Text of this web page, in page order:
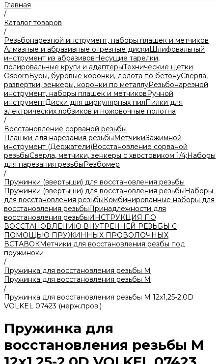
Главная
/
Каталог товаров
/
Резьбонарезной инструмент, наборы плашек и метчиков
Алмазные и абразивные отрезные дискиШлифовальный
инструмент из абразивовНесущие тарелки,
полировальные круги и адаптерыТехнические щетки
OsbornБуры, буровые коронки, долота по бетонуСверла,
развертки, зенкеры, коронки по металлуРезьбонарезной
инструмент, наборы плашек и метчиковРучной
инструментДиски для циркулярных пилПилки для
электрических лобзиков и ножовочные полотна
/
Восстановление сорваной резьбы
Плашки для нарезания резьбыМетчикиЗажимной
инструмент (Держатели)Восстановление сорваной
резьбыСверла, метчики, зенкеры с хвостовиком 1/4;Наборы
для нарезания резьбыРезбомер
/
Пружинки (ввертыши) для восстановления резьбы
Пружинки (ввертыши) для восстановления резьбыНаборы
для восстановления резьбыКомбинированные наборы для
восстановления резьбыПринадлежности для
восстановления резьбыИНСТРУКЦИЯ ПО
ВОССТАНОВЛЕНИЮ ВНУТРЕННЕЙ РЕЗЬБЫ С
ПОМОЩЬЮ ПРУЖИННЫХ ПРОВОЛОЧНЫХ
ВСТАВОКМетчики для восстановления резбы под
пружиноки
/
Пружинка для восстановления резьбы M
Пружинка для восстановления резьбы M
/
Пружинка для восстановления резьбы M 12х1,25-2,0D
VOLKEL 07423 (нерж.пров.)
Пружинка для
восстановления резьбы M